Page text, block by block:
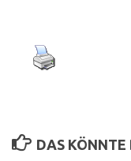
DAS KÖNNTE